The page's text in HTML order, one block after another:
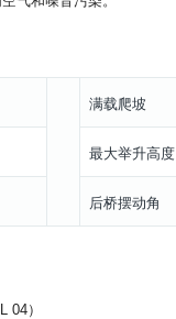
满载爬坡
最大举升高度
后桥摆动角
04）